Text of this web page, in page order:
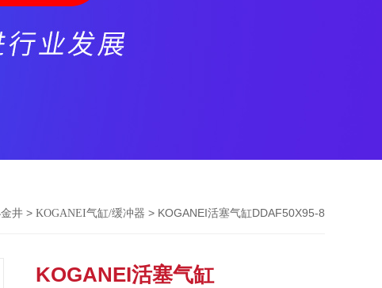
井 > KOGANEI气缸/缓冲器 > KOGANEI活塞气缸DDAF50X95-8
KOGANEI活塞气缸